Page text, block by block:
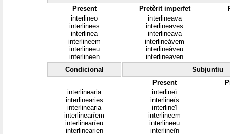
Present
Pretèrit imperfet
interlineo
interlinees
interlinea
interlineem
interlineeu
interlineen
interlineava
interlineaves
interlineava
interlineàvem
interlineàveu
interlineaven
Condicional
Subjuntiu
Present
interlinearia
interlinearies
interlinearia
interlinearíem
interlinearíeu
interlinearien
interlineï
interlineïs
interlineï
interlineem
interlineeu
interlineïn